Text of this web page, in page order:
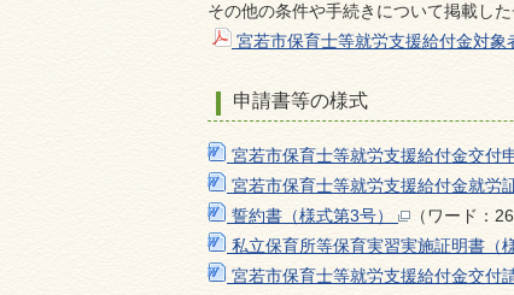
その他の条件や手続きについて掲載し
宮若市保育士等就労支援給付金対象
申請書等の様式
宮若市保育士等就労支援給付金交付
宮若市保育士等就労支援給付金就労
誓約書（様式第3号）
（ワード：
私立保育所等保育実習実施証明書（
宮若市保育士等就労支援給付金交付